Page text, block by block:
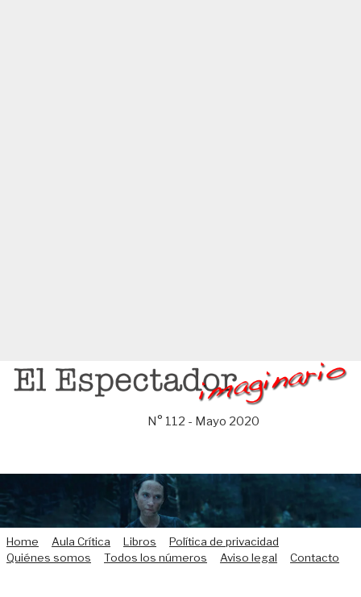
Saltar
N° 112 - Mayo 2020
Home Aula Crítica Libros
Política de privacidad
Quiénes somos
Todos los números Aviso legal Contacto